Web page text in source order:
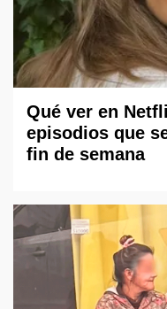
Qué ver en
episodios que
fin de semana